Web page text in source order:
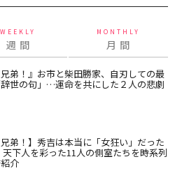
WEEKLY
週 間
MONTHLY
月 間
兄弟！』お市と柴田勝家、自刃しての最
世の句」…運命を共にした２人の悲劇
兄弟！】秀吉は本当に「女狂い」だった
天下人を彩った11人の側室たちを時系列
介